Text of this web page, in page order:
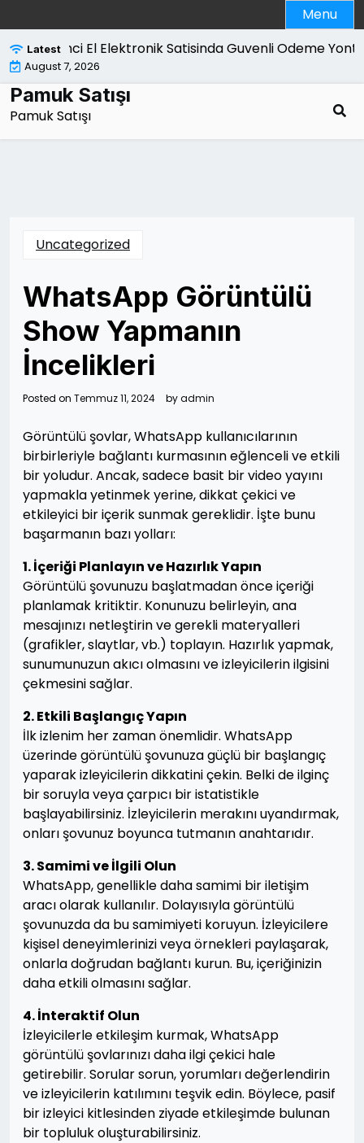
to
content
Menu
Latest
İkinci El Elektronik Satisinda Guvenli Odeme
August 7, 2026
Pamuk Satışı
Pamuk Satışı
Uncategorized
WhatsApp Görüntülü
Show Yapmanın
İncelikleri
Posted on Temmuz 11, 2024 byadmin
Görüntülü şovlar, WhatsApp kullanıcılarının
birbirleriyle bağlantı kurmasının eğlenceli ve etkili
bir yoludur. Ancak, sadece basit bir video yayını
yapmakla yetinmek yerine, dikkat çekici ve
etkileyici bir içerik sunmak gereklidir. İşte bunu
başarmanın bazı yolları:
1. İçeriği Planlayın ve Hazırlık Yapın
Görüntülü şovunuzu başlatmadan önce içeriği
planlamak kritiktir. Konunuzu belirleyin, ana
mesajınızı netleştirin ve gerekli materyalleri
(grafikler, slaytlar, vb.) toplayın. Hazırlık yapmak,
sunumunuzun akıcı olmasını ve izleyicilerin ilgisini
çekmesini sağlar.
2. Etkili Başlangıç Yapın
İlk izlenim her zaman önemlidir. WhatsApp
üzerinde görüntülü şovunuza güçlü bir başlangıç
yaparak izleyicilerin dikkatini çekin. Belki de ilginç
bir soruyla veya çarpıcı bir istatistikle
başlayabilirsiniz. İzleyicilerin merakını uyandırmak,
onları şovunuz boyunca tutmanın anahtarıdır.
3. Samimi ve İlgili Olun
WhatsApp, genellikle daha samimi bir iletişim
aracı olarak kullanılır. Dolayısıyla görüntülü
şovunuzda da bu samimiyeti koruyun. İzleyicilere
kişisel deneyimlerinizi veya örnekleri paylaşarak,
onlarla doğrudan bağlantı kurun. Bu, içeriğinizin
daha etkili olmasını sağlar.
4. İnteraktif Olun
İzleyicilerle etkileşim kurmak, WhatsApp
görüntülü şovlarınızı daha ilgi çekici hale
getirebilir. Sorular sorun, yorumları değerlendirin
ve izleyicilerin katılımını teşvik edin. Böylece, pasif
bir izleyici kitlesinden ziyade etkileşimde bulunan
bir topluluk oluşturabilirsiniz.